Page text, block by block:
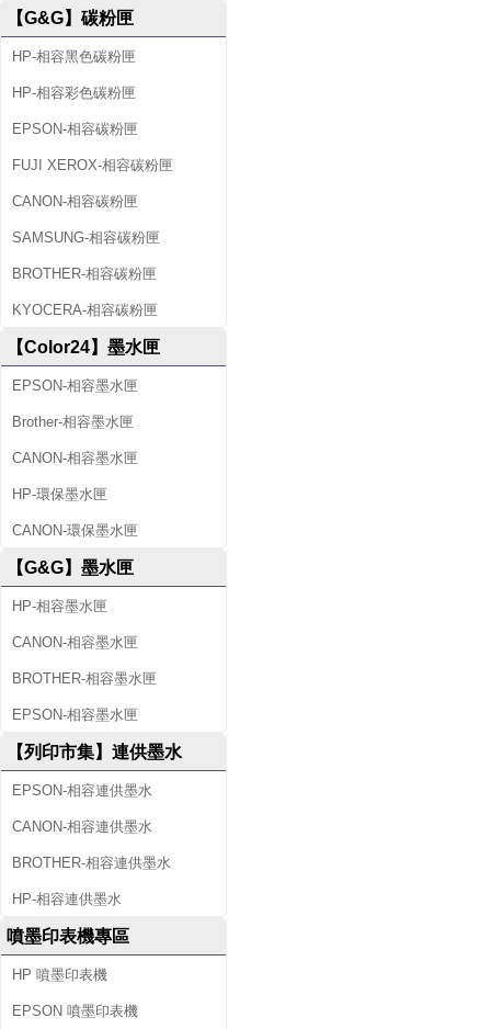
【G&G】碳粉匣
HP-相容黑色碳粉匣
HP-相容彩色碳粉匣
EPSON-相容碳粉匣
FUJI XEROX-相容碳粉匣
CANON-相容碳粉匣
SAMSUNG-相容碳粉匣
BROTHER-相容碳粉匣
KYOCERA-相容碳粉匣
【Color24】墨水匣
EPSON-相容墨水匣
Brother-相容墨水匣
CANON-相容墨水匣
HP-環保墨水匣
CANON-環保墨水匣
【G&G】墨水匣
HP-相容墨水匣
CANON-相容墨水匣
BROTHER-相容墨水匣
EPSON-相容墨水匣
【列印市集】連供墨水
EPSON-相容連供墨水
CANON-相容連供墨水
BROTHER-相容連供墨水
HP-相容連供墨水
噴墨印表機專區
HP 噴墨印表機
EPSON 噴墨印表機